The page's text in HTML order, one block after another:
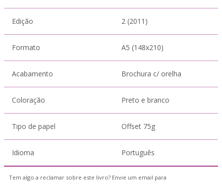
Edição 2 (2011)
Formato A5 (148x210)
Acabamento Brochura c/ orelha
Coloração Preto e branco
Tipo de papel Offset 75g
Idioma Português
Tem algo a reclamar sobre este livro? Envie um email para